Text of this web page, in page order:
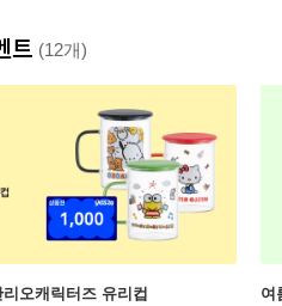
트 (12개)
오캐릭터즈 유리컵 여